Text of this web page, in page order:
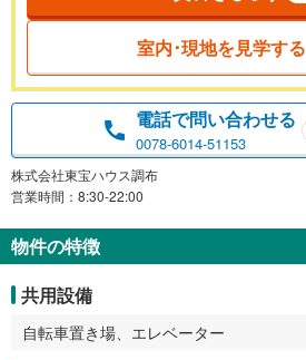
室内･現地を見学する
電話で問い合わせる
0078-6014-51153
株式会社東宝ハウス調布
営業時間：8:30-22:00
物件の特徴
共用設備
自転車置き場、エレベーター